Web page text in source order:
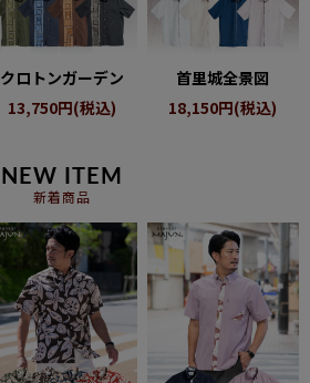
クロトンガーデン
13,750円(税込)
首里城全景図
18,150円(税込)
NEW ITEM
新着商品